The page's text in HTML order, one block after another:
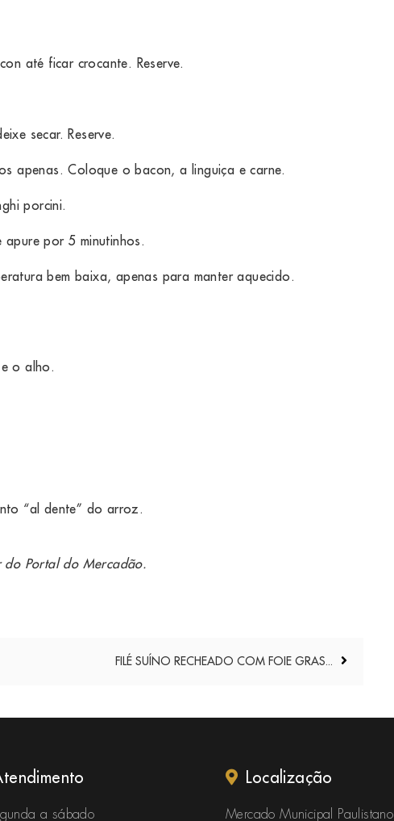
até ficar crocante. Reserve.
secar. Reserve.
apenas. Coloque o bacon, a linguiça e carne.
porcini.
por 5 minutinhos.
bem baixa, apenas para manter aquecido.
o alho.
“al dente” do arroz.
do Portal do Mercadão.
FILÉ SUÍNO RECHEADO COM FOIE GRAS...
a sábado
Localização
Mercado Municipal Paulistano